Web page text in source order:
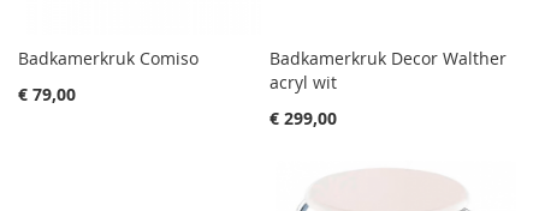
Badkamerkruk Comiso
€ 79,00
Badkamerkruk Decor Walther
acryl wit
€ 299,00